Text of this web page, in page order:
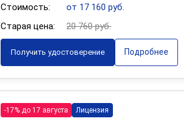
Стоимость:
от 17 160 руб.
Старая цена:
20 760 руб.
Получить удостоверение Подробнее
-17% до 17 августа Лицензия